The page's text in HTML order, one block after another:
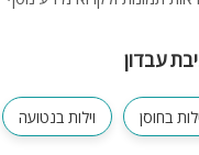
עבדון
בחוסן וילות בנטועה